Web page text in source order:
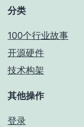
分类
100个行业故事
开源硬件
技术构架
其他操作
登录